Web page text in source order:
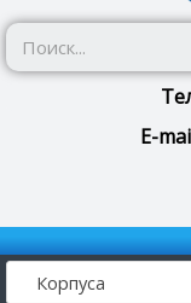
E-
Корпуса